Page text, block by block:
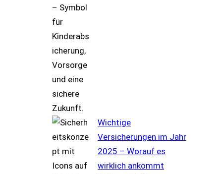
Wichtige
Versicherungen im Jahr
2025 – Worauf es
wirklich ankommt